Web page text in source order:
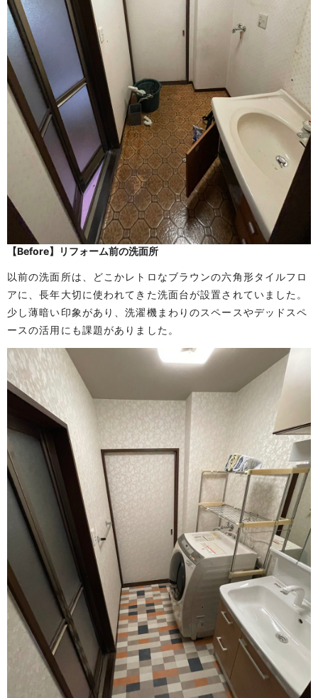
【Before】リフォーム前の洗面所
以前の洗面所は、どこかレトロなブラウンの六角形タイルフロ
アに、長年大切に使われてきた洗面台が設置されていました。
少し薄暗い印象があり、洗濯機まわりのスペースやデッドスペ
ースの活用にも課題がありました。